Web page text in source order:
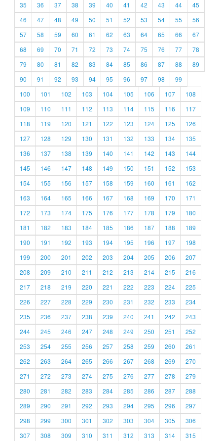
35
36 37 38 39 40 41 42 43 44
45
46
47 48 49 50 51 52 53 54 55
56
57
58 59 60 61 62 63 64 65 66
67
68
69 70 71 72 73 74 75 76 77
78
79
80 81 82 83 84 85 86 87 88
89
90
91 92 93 94 95 96 97 98
99
100
101 102 103 104 105 106 107
108
109
110 111 112 113 114 115 116
117
118
119 120 121 122 123 124 125
126
127
128 129 130 131 132 133 134
135
136
137 138 139 140 141 142 143
144
145
146 147 148 149 150 151 152
153
154
155 156 157 158 159 160 161
162
163
164 165 166 167 168 169 170
171
172
173 174 175 176 177 178 179
180
181
182 183 184 185 186 187 188
189
190
191 192 193 194 195 196 197
198
199
200 201 202 203 204 205 206
207
208
209 210 211 212 213 214 215
216
217
218 219 220 221 222 223 224
225
226
227 228 229 230 231 232 233
234
235
236 237 238 239 240 241 242
243
244
245 246 247 248 249 250 251
252
253
254 255 256 257 258 259 260
261
262
263 264 265 266 267 268 269
270
271
272 273 274 275 276 277 278
279
280
281 282 283 284 285 286 287
288
289
290 291 292 293 294 295 296
297
298
299 300 301 302 303 304 305
306
307
308 309 310 311 312 313 314 315